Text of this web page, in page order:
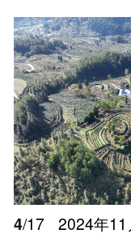
4/17
2024年